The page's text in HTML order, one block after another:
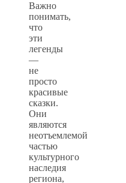
Важно
понимать,
что
эти
легенды
—
не
просто
красивые
сказки.
Они
являются
неотъемлемой
частью
культурного
наследия
региона,